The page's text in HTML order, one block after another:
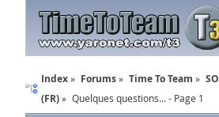
Index Forums Time To Team
(FR)
Quelques questions... - Page 1